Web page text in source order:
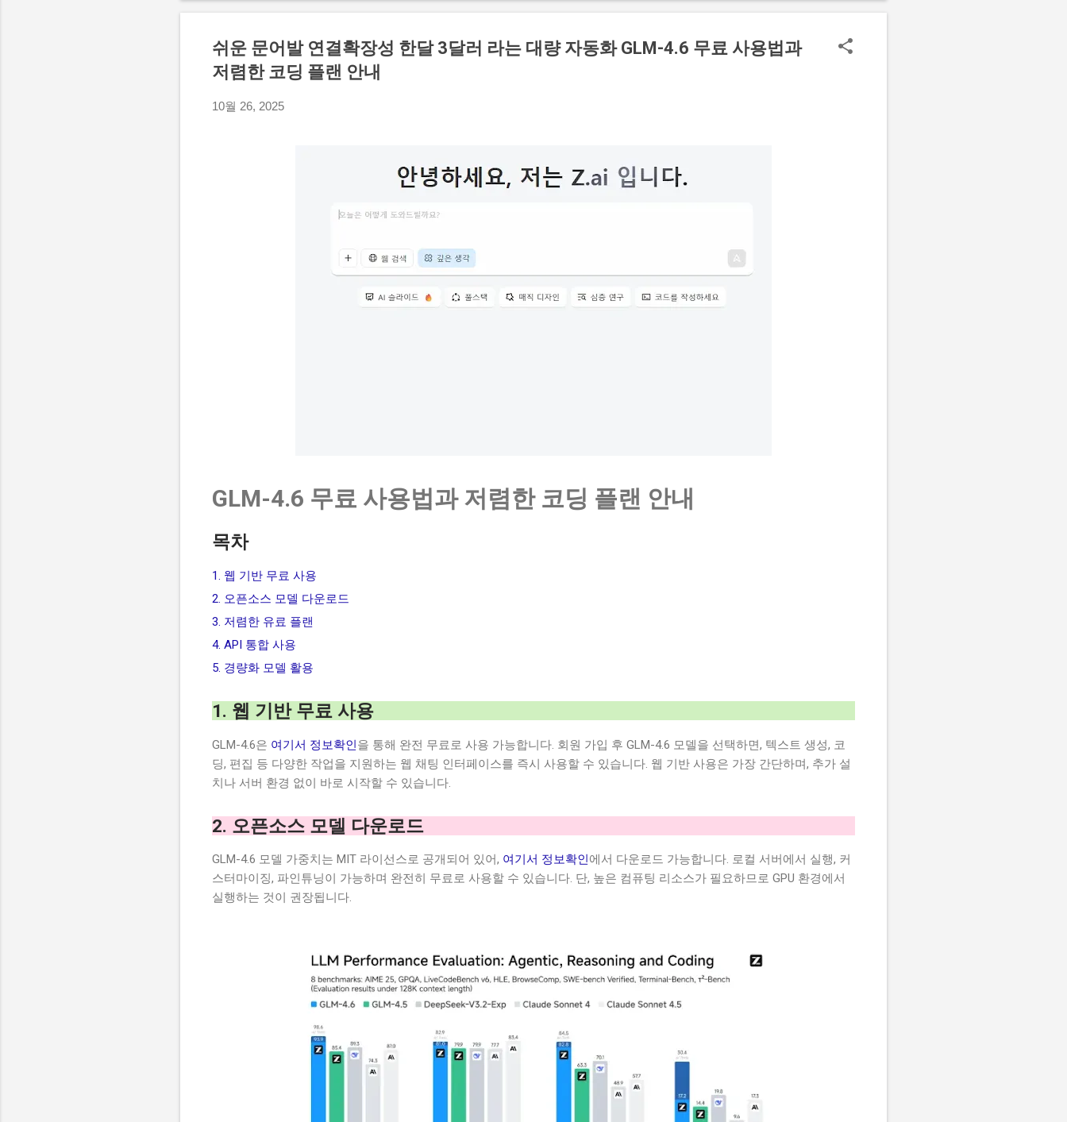
전히 이동하고 있기 때문이에요. 이제 사용자들은 긴 글을 읽기보다 짧은 영상인 쇼츠, 릴스, 클립을 먼저 찾거나 검색 창에
요한 기초 정보를 검색 결과창 내에서 즉시 확인하게 만들어 주고 있죠. 이러한 현상을 바로 제로 클릭(Zero-Click) 이라고 부
릅니다. 예전처럼 상단에 내 글을 올려두기만 하면 자연스럽게 클릭으로 이어지던 시대는 지나가고, 사용자가 굳이 내 글을
쉬운 문어발 연결확장성 한달 3달러 라는 대량 자동화 GLM-4.6 무료 사용법과
저렴한 코딩 플랜 안내
10월 26, 2025
GLM-4.6 무료 사용법과 저렴한 코딩 플랜 안내
목차
1. 웹 기반 무료 사용
2. 오픈소스 모델 다운로드
3. 저렴한 유료 플랜
4. API 통합 사용
5. 경량화 모델 활용
1. 웹 기반 무료 사용
GLM-4.6은 여기서 정보확인을 통해 완전 무료로 사용 가능합니다. 회원 가입 후 GLM-4.6 모델을 선택하면, 텍스트 생성, 코
딩, 편집 등 다양한 작업을 지원하는 웹 채팅 인터페이스를 즉시 사용할 수 있습니다. 웹 기반 사용은 가장 간단하며, 추가 설
치나 서버 환경 없이 바로 시작할 수 있습니다.
2. 오픈소스 모델 다운로드
GLM-4.6 모델 가중치는 MIT 라이선스로 공개되어 있어, 여기서 정보확인에서 다운로드 가능합니다. 로컬 서버에서 실행, 커
스터마이징, 파인튜닝이 가능하며 완전히 무료로 사용할 수 있습니다. 단, 높은 컴퓨팅 리소스가 필요하므로 GPU 환경에서
실행하는 것이 권장됩니다.